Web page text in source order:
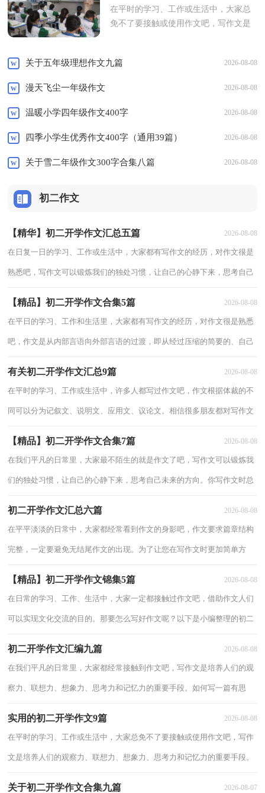
学作文9篇，仅供参考，大家一起来...
[查看全文]
在平时的学习、工作或生活中，大家总
免不了要接触或使用作文吧，写作文是
来了，到底应如何写一篇优秀的作文
w 关于五年级理想作文九篇 2026-08-08
w 漫天飞尘一年级作文 2026-08-08
w 温暖小学四年级作文400字 2026-08-08
w 四季小学生优秀作文400字（通用39篇） 2026-08-08
w 关于雪二年级作文300字合集八篇 2026-08-08
初二作文
【精华】初二开学作文汇总五篇 2026-08-08
在日复一日的学习、工作或生活中，大家都有写作文的经历，对作文很是
熟悉吧，写作文可以锻炼我们的独处习惯，让自己的心静下来，思考自己
【精品】初二开学作文合集5篇 2026-08-08
在平日的学习、工作和生活里，大家都有写作文的经历，对作文很是熟悉
吧，作文是从内部言语向外部言语的过渡，即从经过压缩的简要的、自己
有关初二开学作文汇总9篇 2026-08-08
在平时的学习、工作或生活中，许多人都写过作文吧，作文根据体裁的不
同可以分为记叙文、说明文、应用文、议论文。相信很多朋友都对写作文
【精品】初二开学作文合集7篇 2026-08-08
在我们平凡的日常里，大家最不陌生的就是作文了吧，写作文可以锻炼我
们的独处习惯，让自己的心静下来，思考自己未来的方向。你写作文时总
初二开学作文汇总六篇 2026-08-08
在平平淡淡的日常中，大家都经常看到作文的身影吧，作文要求篇章结构
完整，一定要避免无结尾作文的出现。为了让您在写作文时更加简单方
【精品】初二开学作文锦集5篇 2026-08-08
在日常的学习、工作、生活中，大家一定都接触过作文吧，借助作文人们
可以实现文化交流的目的。那要怎么写好作文呢？以下是小编整理的初二
初二开学作文汇编九篇 2026-08-08
在我们平凡的日常里，大家都经常接触到作文吧，写作文是培养人们的观
察力、联想力、想象力、思考力和记忆力的重要手段。如何写一篇有思
实用的初二开学作文9篇 2026-08-08
在平时的学习、工作或生活中，大家总免不了要接触或使用作文吧，写作
文是培养人们的观察力、联想力、想象力、思考力和记忆力的重要手段。
关于初二开学作文合集九篇 2026-08-07